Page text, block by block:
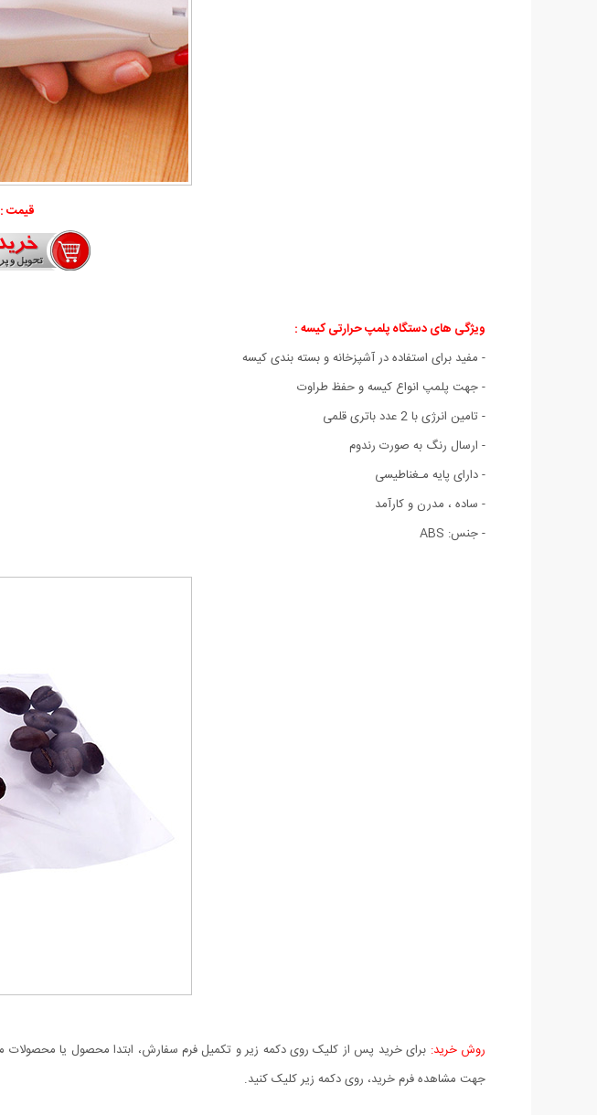
قیمت :
ویژگی های دستگاه پلمپ حرارتی کیسه :
- مفید برای استفاده در آشپزخانه و بسته بندی کیسه
- جهت پلمپ انواع کیسه و حفظ طراوت
- تامین انرژی با 2 عدد باتری قلمی
- ارسال رنگ به صورت رندوم
- دارای پایه مـغناطیسی
- ساده ، مدرن و کارآمد
- جنس: ABS
روش خرید: برای خرید پس از کلیک روی دکمه زیر و تکمیل فرم سفارش، ابتدا محصول یا محصولات
جهت مشاهده فرم خرید، روی دکمه زیر کلیک کنید.